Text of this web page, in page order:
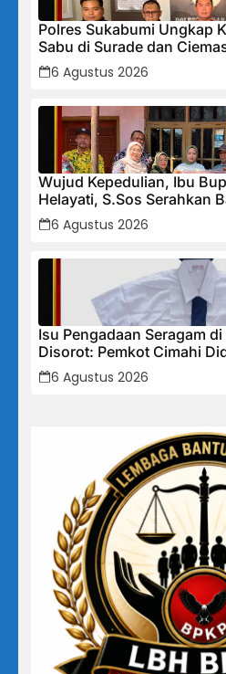
Polres Sukabumi Ungkap
Sabu di Surade dan
Diamankan
6 Agustus 2026
Wujud Kepedulian, Ibu
Helayati, S.Sos Serahkan
Terdampak Bencana di
6 Agustus 2026
Isu Pengadaan Seragam di
Disorot: Pemkot Cimahi
Lakukan Pembinaan dan
Secara Menyeluruh
6 Agustus 2026